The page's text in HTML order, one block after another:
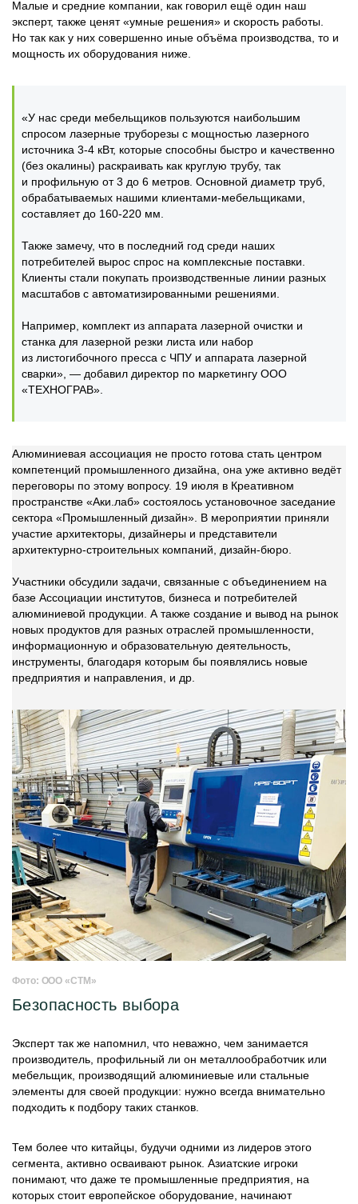
Малые и средние компании, как говорил ещё один наш
эксперт, также ценят «умные решения» и скорость работы.
Но так как у них совершенно иные объёма производства, то и
мощность их оборудования ниже.
«У нас среди мебельщиков пользуются наибольшим
спросом лазерные труборезы с мощностью лазерного
источника 3-4 кВт, которые способны быстро и качественно
(без окалины) раскраивать как круглую трубу, так
и профильную от 3 до 6 метров. Основной диаметр труб,
обрабатываемых нашими клиентами-мебельщиками,
составляет до 160-220 мм.
Также замечу, что в последний год среди наших
потребителей вырос спрос на комплексные поставки.
Клиенты стали покупать производственные линии разных
масштабов с автоматизированными решениями.
Например, комплект из аппарата лазерной очистки и
станка для лазерной резки листа или набор
из листогибочного пресса с ЧПУ и аппарата лазерной
сварки», — добавил директор по маркетингу ООО
«ТЕХНОГРАВ».
Алюминиевая ассоциация не просто готова стать центром
компетенций промышленного дизайна, она уже активно ведёт
переговоры по этому вопросу. 19 июля в Креативном
пространстве «Аки.лаб» состоялось установочное заседание
сектора «Промышленный дизайн». В мероприятии приняли
участие архитекторы, дизайнеры и представители
архитектурно-строительных компаний, дизайн-бюро.
Участники обсудили задачи, связанные с объединением на
базе Ассоциации институтов, бизнеса и потребителей
алюминиевой продукции. А также создание и вывод на рынок
новых продуктов для разных отраслей промышленности,
информационную и образовательную деятельность,
инструменты, благодаря которым бы появлялись новые
предприятия и направления, и др.
Фото: ООО «СТМ»
Безопасность выбора
Эксперт так же напомнил, что неважно, чем занимается
производитель, профильный ли он металлообработчик или
мебельщик, производящий алюминиевые или стальные
элементы для своей продукции: нужно всегда внимательно
подходить к подбору таких станков.
Тем более что китайцы, будучи одними из лидеров этого
сегмента, активно осваивают рынок. Азиатские игроки
понимают, что даже те промышленные предприятия, на
которых стоит европейское оборудование, начинают